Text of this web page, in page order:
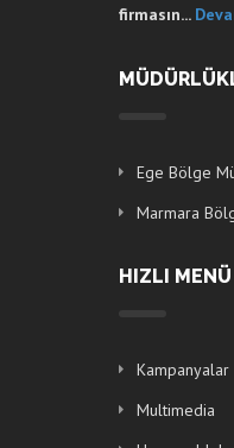
firmasın...
Ege Bölge
Marmara
HIZLI MENÜ
Kampanyalar
Multimedia